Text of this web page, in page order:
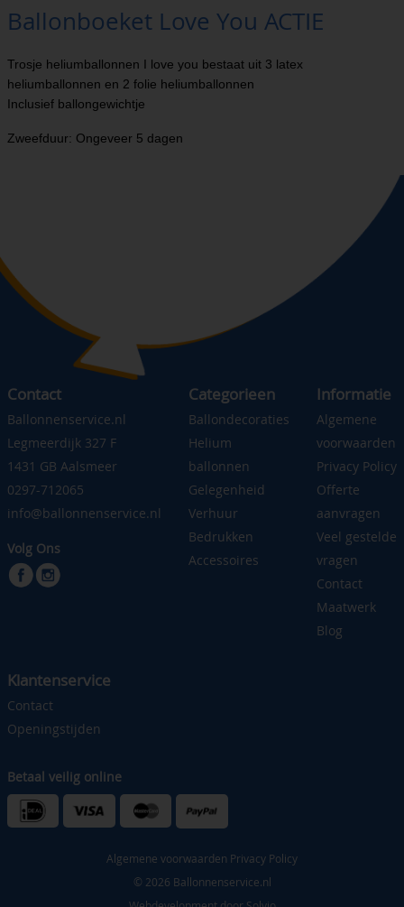
Ballonboeket Love You ACTIE
Trosje heliumballonnen I love you bestaat uit 3 latex
heliumballonnen en 2 folie heliumballonnen
Inclusief ballongewichtje
Zweefduur: Ongeveer 5 dagen
Contact
Ballonnenservice.nl
Legmeerdijk 327 F
1431 GB Aalsmeer
0297-712065
info@ballonnenservice.nl
Volg Ons
Categorieen
Ballondecoraties
Helium
ballonnen
Gelegenheid
Verhuur
Bedrukken
Accessoires
Informatie
Algemene
voorwaarden
Privacy Policy
Offerte
aanvragen
Veel gestelde
vragen
Contact
Maatwerk
Blog
Klantenservice
Contact
Openingstijden
Betaal veilig online
Algemene voorwaarden Privacy Policy
© 2026 Ballonnenservice.nl